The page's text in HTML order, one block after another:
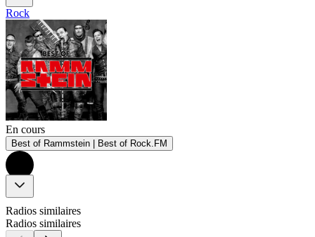
Rock
En cours
Best of Rammstein | Best of Rock.FM
Radios similaires
Radios similaires